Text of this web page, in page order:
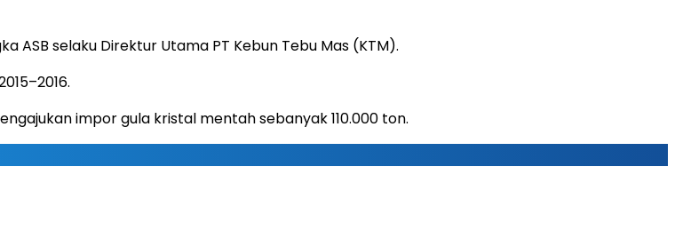
ASB selaku Direktur Utama PT Kebun Tebu Mas (KTM).
impor gula kristal mentah sebanyak 110.000 ton.